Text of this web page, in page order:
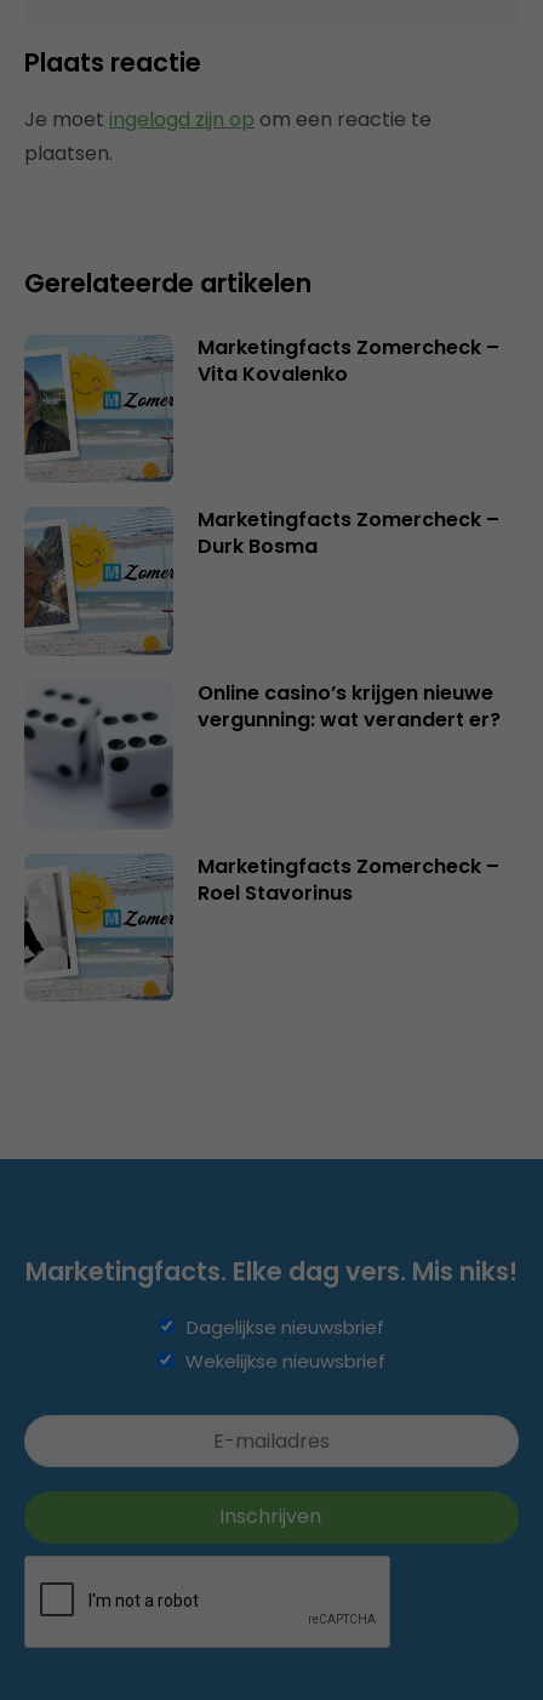
Plaats reactie
Je moet ingelogd zijn op om een reactie te
plaatsen.
Gerelateerde artikelen
Marketingfacts Zomercheck –
Vita Kovalenko
Marketingfacts Zomercheck –
Durk Bosma
Online casino’s krijgen nieuwe
vergunning: wat verandert er?
Marketingfacts Zomercheck –
Roel Stavorinus
Marketingfacts. Elke dag vers. Mis niks!
Dagelijkse nieuwsbrief
Wekelijkse nieuwsbrief